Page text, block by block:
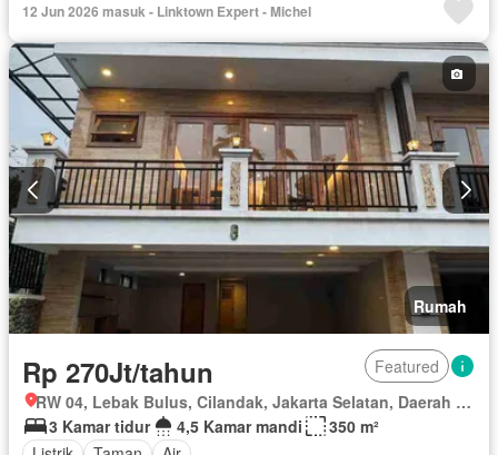
12 Jun 2026 masuk - Linktown Expert - Michel
Rumah
Rp 270Jt/tahun
Featured
RW 04, Lebak Bulus, Cilandak, Jakarta Selatan, Daerah Khusus Ibukota Jakarta
3 Kamar tidur
4,5 Kamar mandi
350 m²